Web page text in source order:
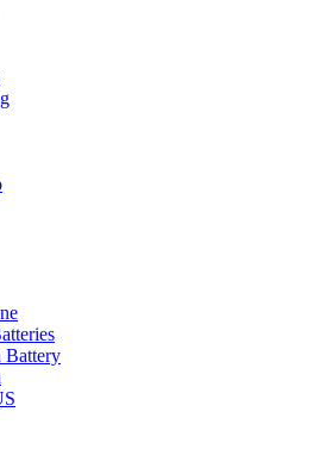
Battery